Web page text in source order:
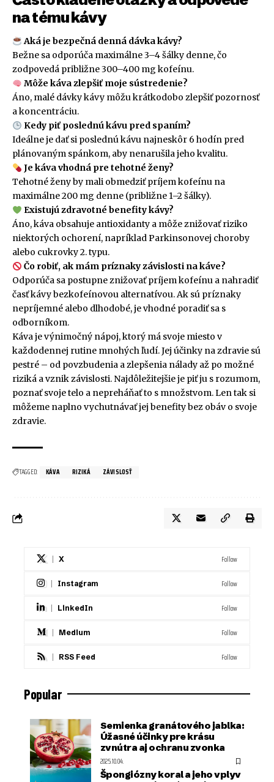
na tému kávy
Aká je bezpečná denná dávka kávy?
Bežne sa odporúča maximálne 3–4 šálky denne, čo
zodpovedá približne 300–400 mg kofeínu.
Môže káva zlepšiť moje sústredenie?
Áno, malé dávky kávy môžu krátkodobo zlepšiť pozornosť
a koncentráciu.
Kedy piť poslednú kávu pred spaním?
Ideálne je dať si poslednú kávu najneskôr 6 hodín pred
plánovaným spánkom, aby nenarušila jeho kvalitu.
Je káva vhodná pre tehotné ženy?
Tehotné ženy by mali obmedziť príjem kofeínu na
maximálne 200 mg denne (približne 1–2 šálky).
Existujú zdravotné benefity kávy?
Áno, káva obsahuje antioxidanty a môže znižovať riziko
niektorých ochorení, napríklad Parkinsonovej choroby
alebo cukrovky 2. typu.
Čo robiť, ak mám príznaky závislosti na káve?
Odporúča sa postupne znižovať príjem kofeínu a nahradiť
časť kávy bezkofeínovou alternatívou. Ak sú príznaky
nepríjemné alebo dlhodobé, je vhodné poradiť sa s
odborníkom.
Káva je výnimočný nápoj, ktorý má svoje miesto v
každodennej rutine mnohých ľudí. Jej účinky na zdravie sú
pestré – od povzbudenia a zlepšenia nálady až po možné
riziká a vznik závislosti. Najdôležitejšie je piť ju s rozumom,
poznať svoje telo a nepreháňať to s množstvom. Len tak si
môžeme naplno vychutnávať jej benefity bez obáv o svoje
zdravie.
TAGGED: KÁVA RIZIKÁ ZÁVISLOSŤ
X Follow
Instagram Follow
LinkedIn Follow
Medium Follow
RSS Feed Follow
Popular
Semienka granátového jablka:
Úžasné účinky pre krásu
zvnútra aj ochranu zvonka
2025.10.04.
Špongiózny koral a jeho vplyv